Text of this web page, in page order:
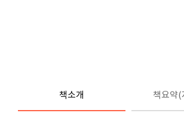
책소개 책요약(